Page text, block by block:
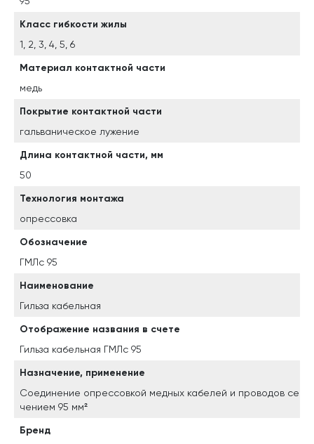
Класс гибкости жилы
1, 2, 3, 4, 5, 6
Материал контактной части
медь
Покрытие контактной части
гальваническое лужение
Длина контактной части, мм
50
Технология монтажа
опрессовка
Обозначение
ГМЛс 95
Наименование
Гильза кабельная
Отображение названия в счете
Гильза кабельная ГМЛс 95
Назначение, применение
Соединение опрессовкой медных кабелей и проводов се
чением 95 мм²
Бренд